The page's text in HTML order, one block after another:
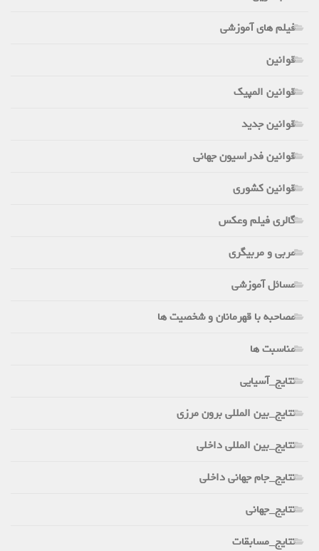
فیلم های آموزشی
قوانین
قوانین المپیک
قوانین جدید
قوانین فدراسیون جهانی
قوانین کشوری
گالری فیلم وعکس
مربی و مربیگری
مسائل آموزشی
مصاحبه با قهرمانان و شخصیت ها
مناسبت ها
نتایج_آسیایی
نتایج_بین المللی برون مرزی
نتایج_بین المللی داخلی
نتایج_جام جهانی داخلی
نتایج_جهانی
نتایج_مسابقات